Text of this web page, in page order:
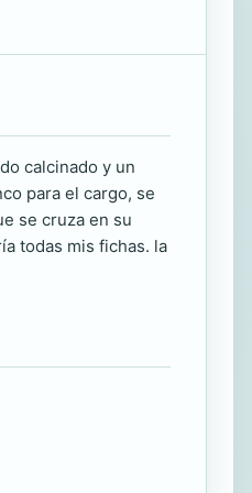
calcinado y un
para el cargo, se
se cruza en su
todas mis fichas. la